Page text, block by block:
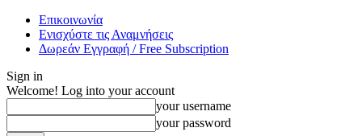
Επικοινωνία
Ενισχύστε τις Αναμνήσεις
Δωρεάν Εγγραφή / Free Subscription
Sign in
Welcome! Log into your account
your username
your password